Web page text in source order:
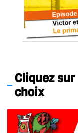
Cliquez
choix